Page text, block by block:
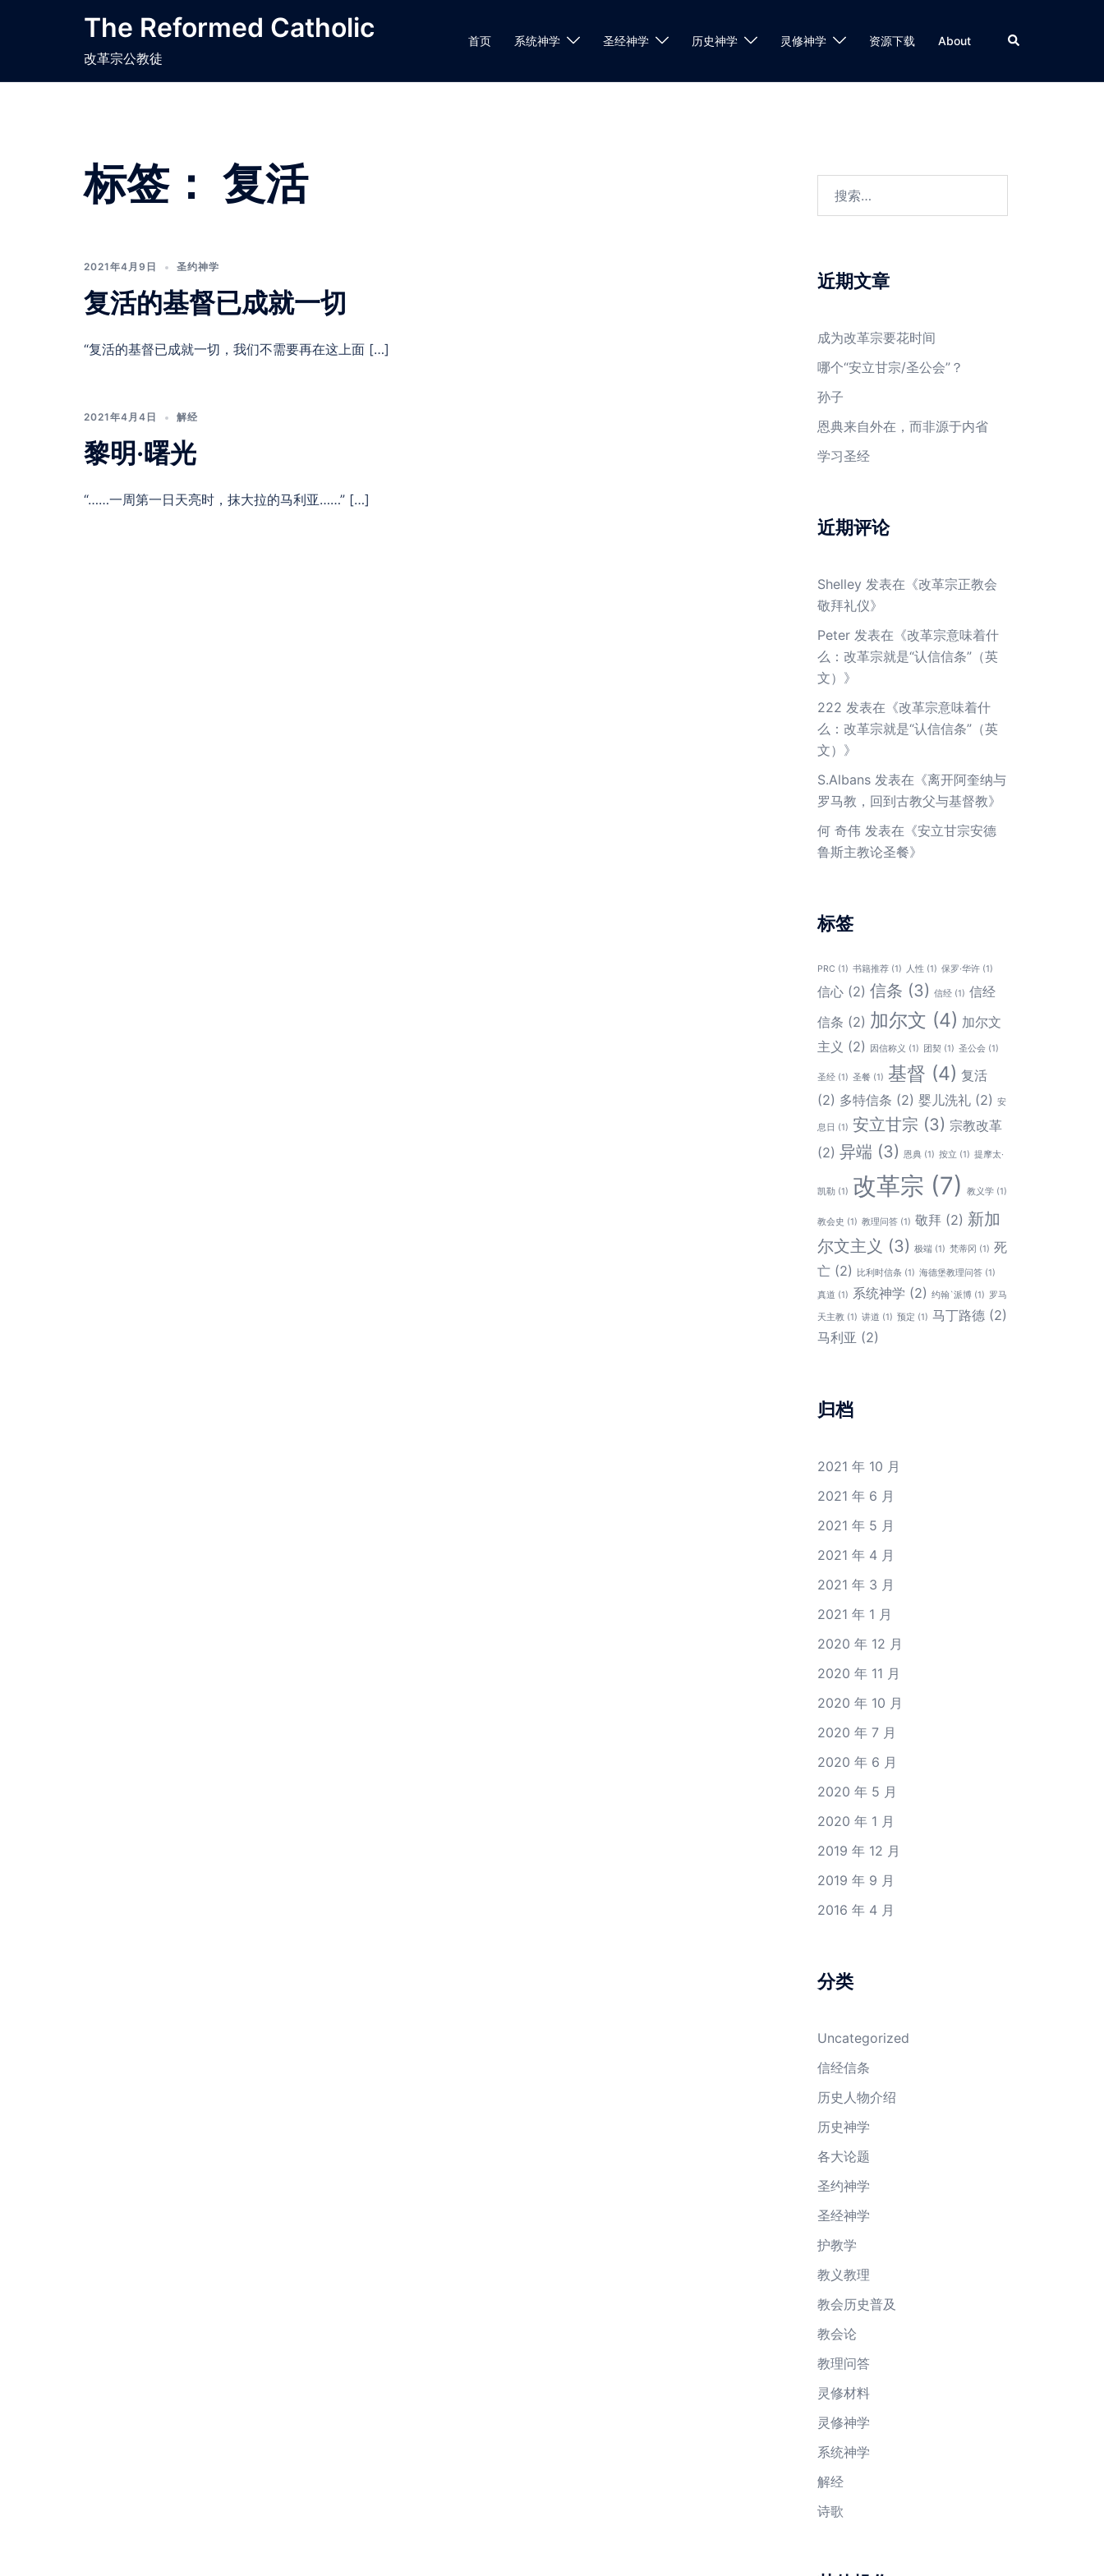
The Reformed Catholic
改革宗公教徒
首页 系统神学 圣经神学 历史神学 灵修神学 资源下载 About Search
标签： 复活
2021年4月9日 圣约神学
复活的基督已成就一切
“复活的基督已成就一切，我们不需要再在这上面 […]
2021年4月4日 解经
黎明·曙光
“……一周第一日天亮时，抹大拉的马利亚……” […]
索：
近期文章
成为改革宗要花时间
哪个“安立甘宗/圣公会”？
孙子
恩典来自外在，而非源于内省
学习圣经
近期评论
Shelley 发表在《改革宗正教会
敬拜礼仪》
Peter发表在《改革宗意味着什
么：改革宗就是“认信信条”（英
文） 》
222 发表在《改革宗意味着什
么：改革宗就是“认信信条”（英
文） 》
S.Albans发表在《离开阿奎纳与
罗马教，回到古教父与基督教》
何 奇伟发表在《安立甘宗安德
鲁斯主教论圣餐》
标签
PRC (1) 书籍推荐(1) 人性 (1) 保罗·华许(1)
信心(2) 信条 (3) 信经(1) 信经
信条 (2) 加尔文 (4) 加尔文
主义 (2) 因信称义 (1) 团契 (1) 圣公会(1)
圣经(1) 圣餐 (1) 基督 (4) 复活
(2) 多特信条 (2) 婴儿洗礼(2) 安
息日 (1) 安立甘宗 (3) 宗教改革
(2) 异端 (3) 恩典(1) 按立 (1) 提摩太·
凯勒(1) 改革宗 (7) 教义学(1)
教会史 (1) 教理问答(1) 敬拜(2) 新加
尔文主义 (3) 极端(1) 梵蒂冈 (1) 死
亡(2) 比利时信条(1) 海德堡教理问答(1)
真道 (1) 系统神学 (2) 约翰`派博(1) 罗马
天主教(1) 讲道 (1) 预定 (1) 马丁路德(2)
马利亚 (2)
归档
2021 年 10 月
2021 年 6 月
2021 年 5 月
2021 年 4 月
2021 年 3 月
2021 年 1 月
2020 年 12 月
2020 年 11 月
2020 年 10 月
2020 年 7 月
2020 年 6 月
2020 年 5 月
2020 年 1 月
2019 年 12 月
2019 年 9 月
2016 年 4 月
分类
Uncategorized
信经信条
历史人物介绍
历史神学
各大论题
圣约神学
圣经神学
护教学
教义教理
教会历史普及
教会论
教理问答
灵修材料
灵修神学
系统神学
解经
诗歌